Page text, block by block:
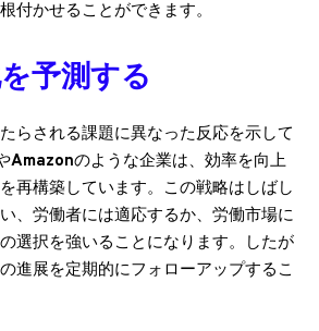
付かせることができます。
予測する
らされる課題に異なった反応を示して
Amazonのような企業は、効率を向上
再構築しています。この戦略はしばし
、労働者には適応するか、労働市場に
選択を強いることになります。したが
進展を定期的にフォローアップするこ